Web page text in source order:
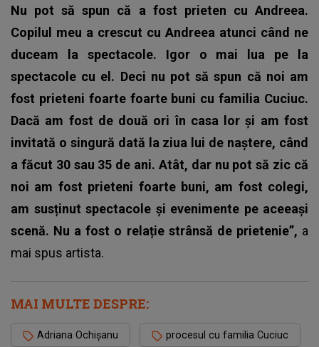
Nu pot să spun că a fost prieten cu Andreea.
Copilul meu a crescut cu Andreea atunci când ne
duceam la spectacole. Igor o mai lua pe la
spectacole cu el. Deci nu pot să spun că noi am
fost prieteni foarte foarte buni cu familia Cuciuc.
Dacă am fost de două ori în casa lor și am fost
invitată o singură dată la ziua lui de naștere, când
a făcut 30 sau 35 de ani. Atât, dar nu pot să zic că
noi am fost prieteni foarte buni, am fost colegi,
am susținut spectacole și evenimente pe aceeași
scenă. Nu a fost o relație strânsă de prietenie”, a
mai spus artista.
MAI MULTE DESPRE:
Adriana Ochișanu procesul cu familia Cuciuc